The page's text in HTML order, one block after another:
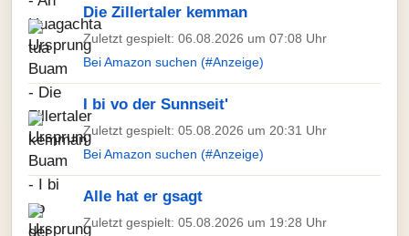
Die Zillertaler kemman
Zuletzt gespielt: 06.08.2026 um 07:08 Uhr
Bei Amazon suchen (#Anzeige)
I bi vo der Sunnseit'
Zuletzt gespielt: 05.08.2026 um 20:31 Uhr
Bei Amazon suchen (#Anzeige)
Alle hat er gsagt
Zuletzt gespielt: 05.08.2026 um 19:28 Uhr